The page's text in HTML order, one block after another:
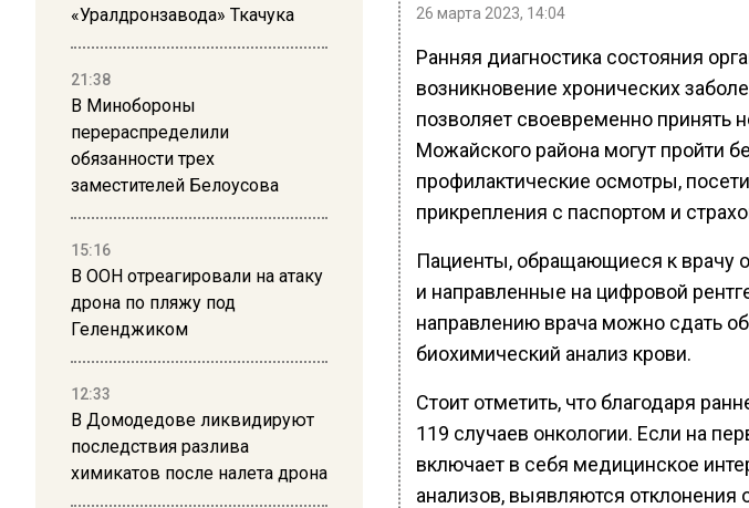
«Уралдронзавода» Ткачука
21:38
В Минобороны
перераспределили
обязанности трех
заместителей Белоусова
15:16
В ООН отреагировали на атаку
дрона по пляжу под
Геленджиком
12:33
В Домодедове ликвидируют
последствия разлива
химикатов после налета дрона
26 марта 2023, 14:04
Ранняя диагностика состояния
возникновение хронических
позволяет своевременно
Можайского района могут пройти
профилактические осмотры,
прикрепления с паспортом и
Пациенты, обращающиеся к врачу
и направленные на цифровой
направлению врача можно сдать
биохимический анализ крови.
Стоит отметить, что благодаря
119 случаев онкологии. Если на
включает в себя медицинское
анализов, выявляются отклонения